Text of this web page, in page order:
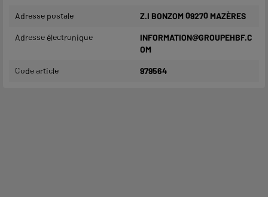
Adresse postale Z.I BONZOM 09270 MAZÈRES
Adresse électronique
INFORMATION@GROUPEHBF.C
OM
Code article 979564